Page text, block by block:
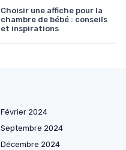
Choisir une affiche pour la
chambre de bébé : conseils
et inspirations
Février 2024
Septembre 2024
Décembre 2024